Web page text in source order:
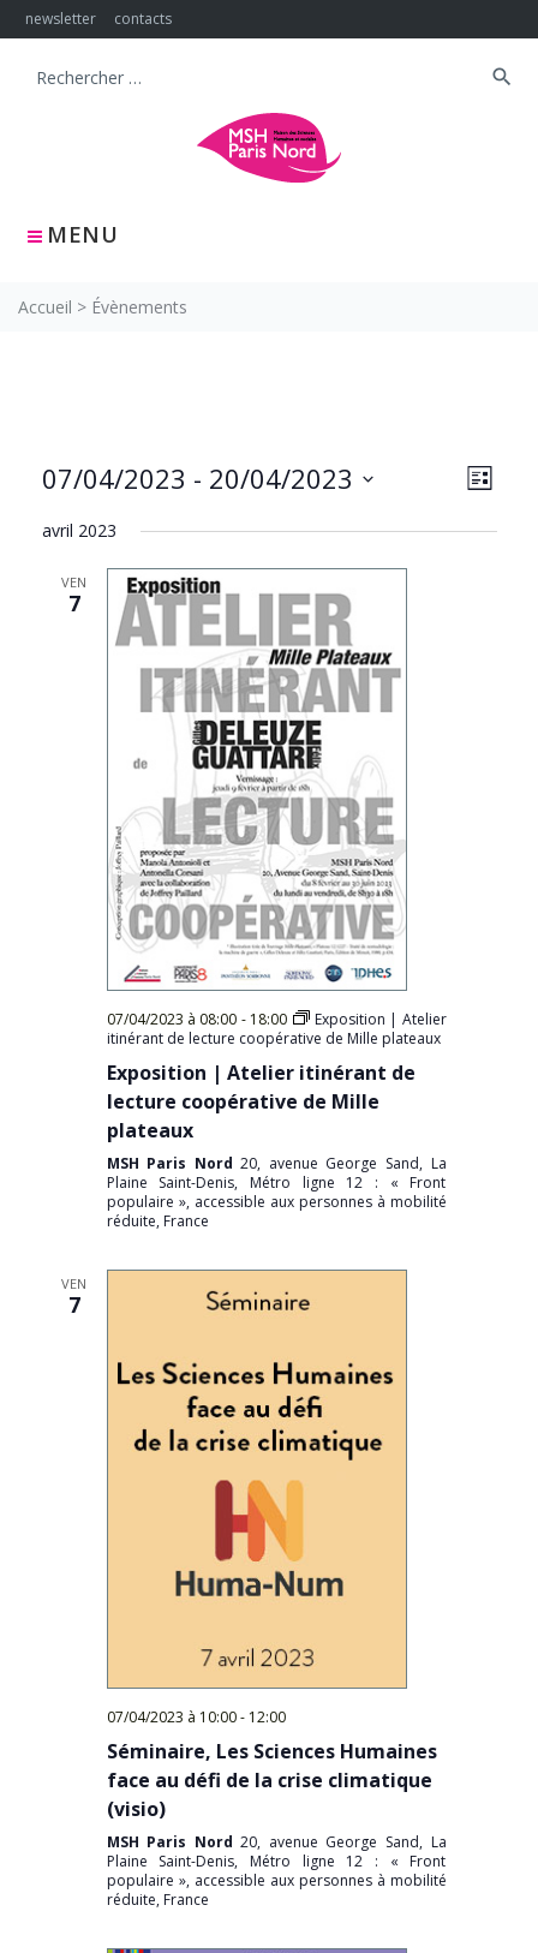
Skip
to
newsletter contacts
MENU
Search
search
Accueil > Évènements
PAR
de
vues
LISTE
07/04/2023 - 20/04/2023
une
avril 2023
VEN
7
07/04/2023 à 08:00 - 18:00
Exposition | Atelier
itinérant de lecture coopérative de Mille plateaux
Exposition | Atelier itinérant de
lecture coopérative de Mille
plateaux
MSH Paris Nord20, avenue George Sand, La
Plaine Saint-Denis, Métro ligne 12 : « Front
populaire », accessible aux personnes à mobilité
réduite, France
VEN
7
07/04/2023 à 10:00- 12:00
Séminaire, Les Sciences Humaines
face au défi de la crise climatique
(visio)
MSH Paris Nord20, avenue George Sand, La
Plaine Saint-Denis, Métro ligne 12 : « Front
populaire », accessible aux personnes à mobilité
réduite, France